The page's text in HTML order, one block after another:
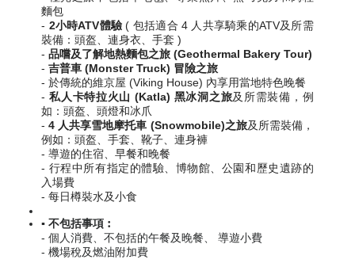
麵包
- 2小時ATV體驗 ( 包括適合 4 人共享騎乘的ATV及所需
裝備：頭盔、連身衣、手套 )
- 品嚐及了解地熱麵包之旅 (Geothermal Bakery Tour)
- 吉普車 (Monster Truck) 冒險之旅
- 於傳統的維京屋 (Viking House) 內享用當地特色晚餐
-私人卡特拉火山 (Katla) 黑冰洞之旅及所需裝備，例
如：頭盔、頭燈和冰爪
-4 人共享雪地摩托車 (Snowmobile)之旅及所需裝備，
例如：頭盔、手套、靴子、連身褲
- 導遊的住宿、早餐和晚餐
- 行程中所有指定的體驗、博物館、公園和歷史遺跡的
入場費
- 每日樽裝水及小食
▪️ 不包括事項︰
- 個人消費、不包括的午餐及晚餐、 導遊小費
- 機場稅及燃油附加費